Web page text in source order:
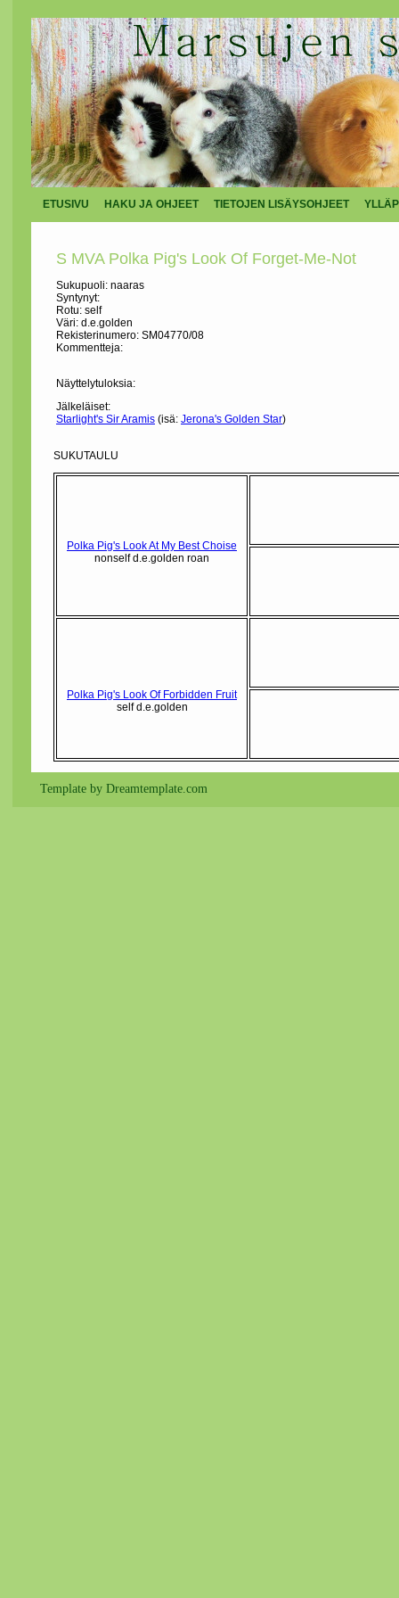
ETUSIVU HAKU JA OHJEET TIETOJEN LISÄYSOHJEET
S MVA Polka Pig's Look Of Forget-Me-Not
Sukupuoli: naaras
Syntynyt:
Rotu: self
Väri: d.e.golden
Rekisterinumero: SM04770/08
Kommentteja:
Näyttelytuloksia:
Jälkeläiset:
Starlight's Sir Aramis (isä: Jerona's Golden Star)
SUKUTAULU
Polka Pig's Look At My Best Choise
nonself d.e.golden roan
Polka Pig's Look Of Forbidden Fruit
self d.e.golden
Template by Dreamtemplate.com